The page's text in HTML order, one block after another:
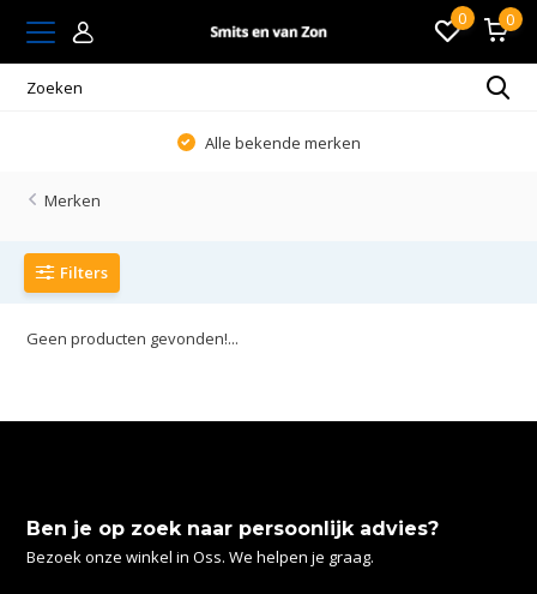
0 0
Alle bekende merken
Merken
Filters
Geen producten gevonden!...
Ben je op zoek naar persoonlijk advies?
Bezoek onze winkel in Oss. We helpen je graag.